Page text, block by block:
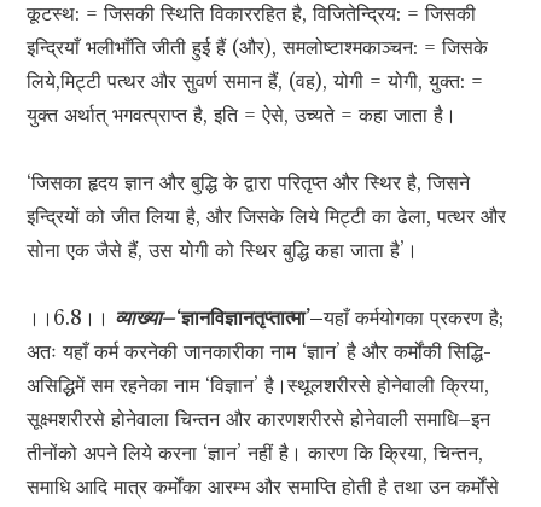
कूटस्थ: = जिसकी स्थिति विकाररहित है, विजितेन्द्रिय: = जिसकी
इन्द्रियाँ भलीभाँति जीती हुई हैं (और), समलोष्टाश्मकाञ्चन: = जिसके
लिये,मिट्टी पत्थर और सुवर्ण समान हैं, (वह), योगी = योगी, युक्त: =
युक्त अर्थात् भगवत्प्राप्त है, इति = ऐसे, उच्यते = कहा जाता है।
‘जिसका हृदय ज्ञान और बुद्धि के द्वारा परितृप्त और स्थिर है, जिसने
इन्द्रियों को जीत लिया है, और जिसके लिये मिट्टी का ढेला, पत्थर और
सोना एक जैसे हैं, उस योगी को स्थिर बुद्धि कहा जाता है’।
।।6.8।। व्याख्या–‘ज्ञानविज्ञानतृप्तात्मा’–यहाँ कर्मयोगका प्रकरण है;
अतः यहाँ कर्म करनेकी जानकारीका नाम ‘ज्ञान’ है और कर्मोंकी सिद्धि-
असिद्धिमें सम रहनेका नाम ‘विज्ञान’ है।स्थूलशरीरसे होनेवाली क्रिया,
सूक्ष्मशरीरसे होनेवाला चिन्तन और कारणशरीरसे होनेवाली समाधि–इन
तीनोंको अपने लिये करना ‘ज्ञान’ नहीं है। कारण कि क्रिया, चिन्तन,
समाधि आदि मात्र कर्मोंका आरम्भ और समाप्ति होती है तथा उन कर्मोंसे